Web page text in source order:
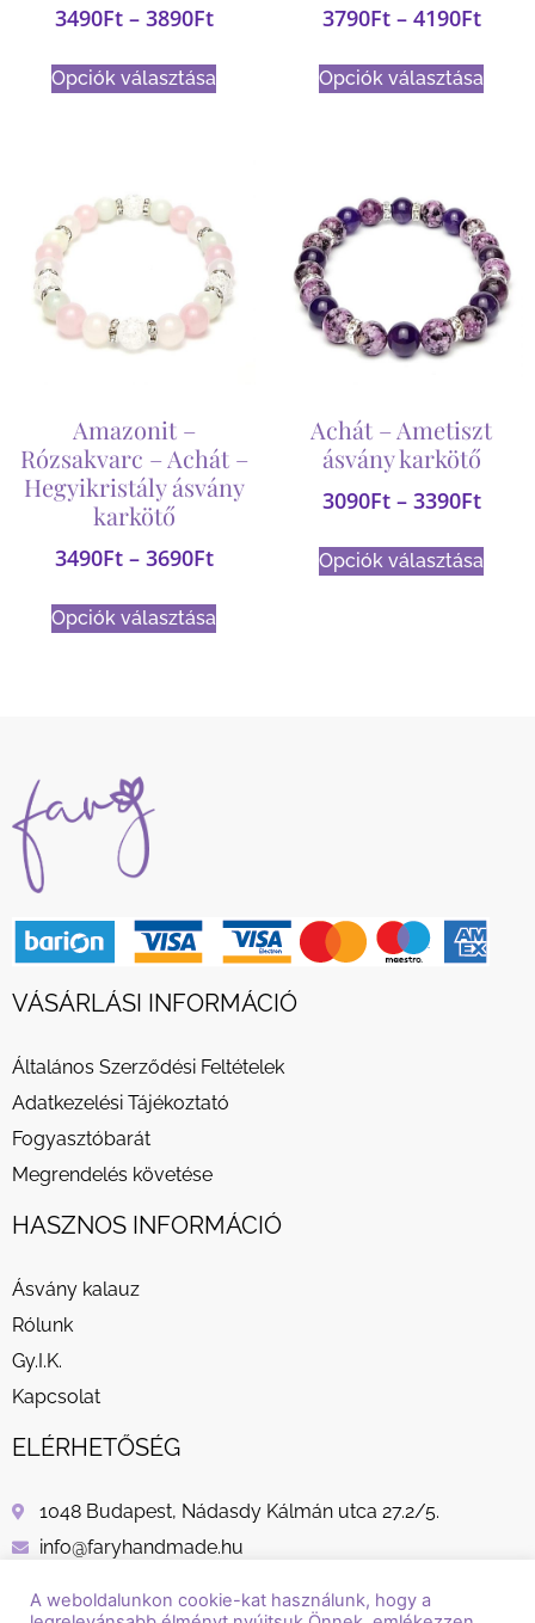
3490Ft – 3890Ft
Opciók választása
3790Ft – 4190Ft
Opciók választása
Amazonit –
Rózsakvarc – Achát –
Hegyikristály ásvány
karkötő
3490Ft – 3690Ft
Opciók választása
Achát – Ametiszt
ásvány karkötő
3090Ft – 3390Ft
Opciók választása
VÁSÁRLÁSI INFORMÁCIÓ
Általános Szerződési Feltételek
Adatkezelési Tájékoztató
Fogyasztóbarát
Megrendelés követése
HASZNOS INFORMÁCIÓ
Ásvány kalauz
Rólunk
Gy.I.K.
Kapcsolat
ELÉRHETŐSÉG
1048 Budapest, Nádasdy Kálmán utca 27.2/5.
info@faryhandmade.hu
A weboldalunkon cookie-kat használunk, hogy a